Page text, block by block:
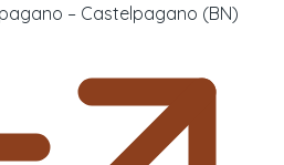
– Castelpagano (BN)